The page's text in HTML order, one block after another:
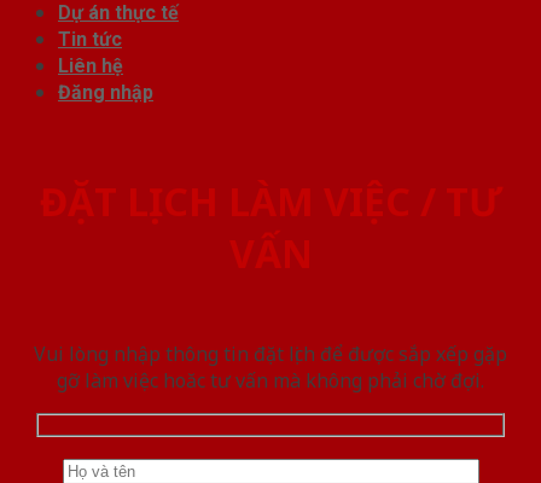
Dự án thực tế
Tin tức
Liên hệ
Đăng nhập
ĐẶT LỊCH LÀM VIỆC / TƯ
VẤN
Vui lòng nhập thông tin đặt lịch để được sắp xếp gặp
gỡ làm việc hoăc tư vấn mà không phải chờ đợi.